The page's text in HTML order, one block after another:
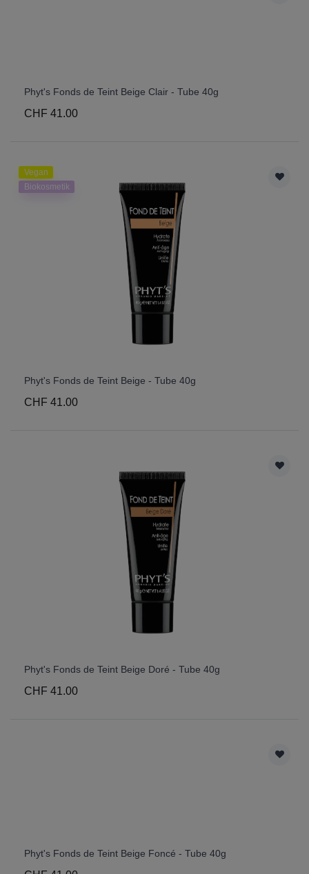
Phyt's Fonds de Teint Beige Clair - Tube 40g
CHF 41.00
Vegan
Biokosmetik
Phyt's Fonds de Teint Beige - Tube 40g
CHF 41.00
Phyt's Fonds de Teint Beige Doré - Tube 40g
CHF 41.00
Phyt's Fonds de Teint Beige Foncé - Tube 40g